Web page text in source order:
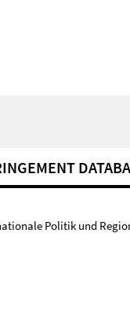
Politik und